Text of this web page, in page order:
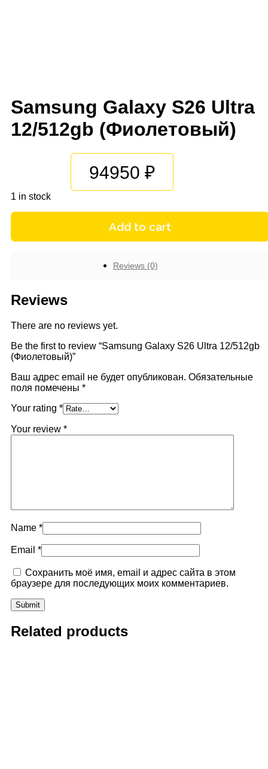
Samsung Galaxy S26 Ultra
12/512gb (Фиолетовый)
94950
1 in stock
Add to cart
Reviews (0)
Reviews
There are no reviews yet.
Be the first to review “Samsung Galaxy S26 Ultra 12/512gb
(Фиолетовый)”
Ваш адрес email не будет опубликован. Обязательные
поля помечены *
Your rating *
Your review *
Name *
Email *
Сохранить моё имя, email и адрес сайта в этом
браузере для последующих моих комментариев.
Related products